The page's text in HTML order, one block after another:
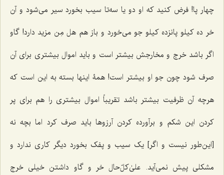
چهار پا! فرض کنید که او دو یا سه‌تا سیب بخورد سیر مى‌شود و آن
خر ده کیلو پانزده کیلو جو مى‌خورد و باز هم هل مِن مزید دارد! گاو
اگر باشد خرج و مخارجش بیشتر است و باید اموال بیشتری براى آن
صرف شود چون جو او بیشتر است! همۀ اینها بسته به این است که
هرچه آن ظرفیت بیشتر باشد تقریباً اموال بیشترى را هم براى پر
کردن این شکم و برآورده کردن آرزوها باید صرف کرد اما بچه نه
[این‌طور نیست و اگر] یک سیب و پفک بخورد دیگر کارى ندارد و
مشکلى پیش نمى‌آید. علیٰ‌کلّ‌حال خر و گاو داشتن خیلى خرج